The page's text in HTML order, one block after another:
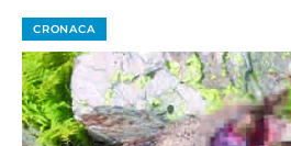
CRONACA